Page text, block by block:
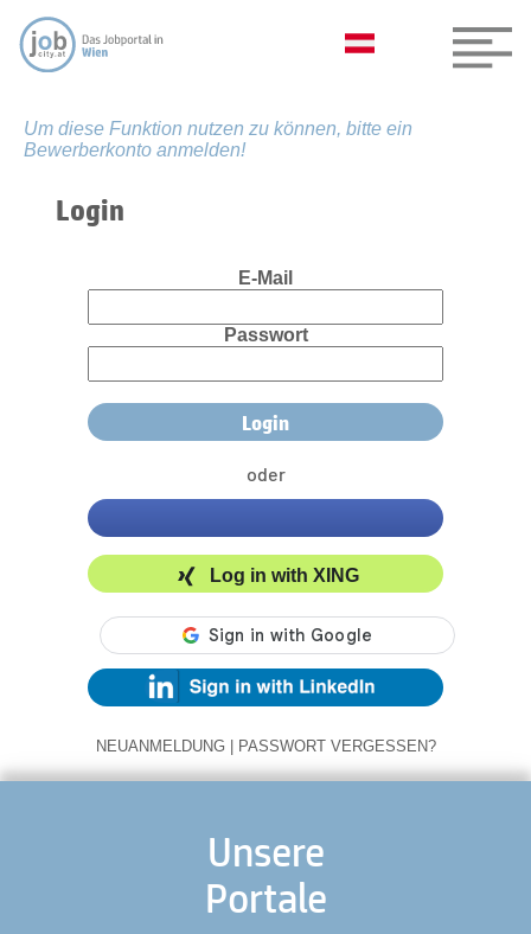
Um diese Funktion nutzen zu können, bitte ein
Bewerberkonto anmelden!
Login
E-Mail
Passwort
oder
Log in with XING
NEUANMELDUNG | PASSWORT VERGESSEN?
Unsere
Portale